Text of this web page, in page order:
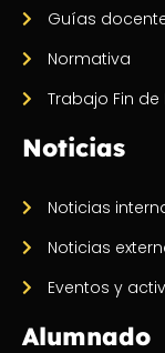
Guías
Normativa
Trabajo Fin de
Noticias
Noticias
Noticias
Eventos y
Alumnado